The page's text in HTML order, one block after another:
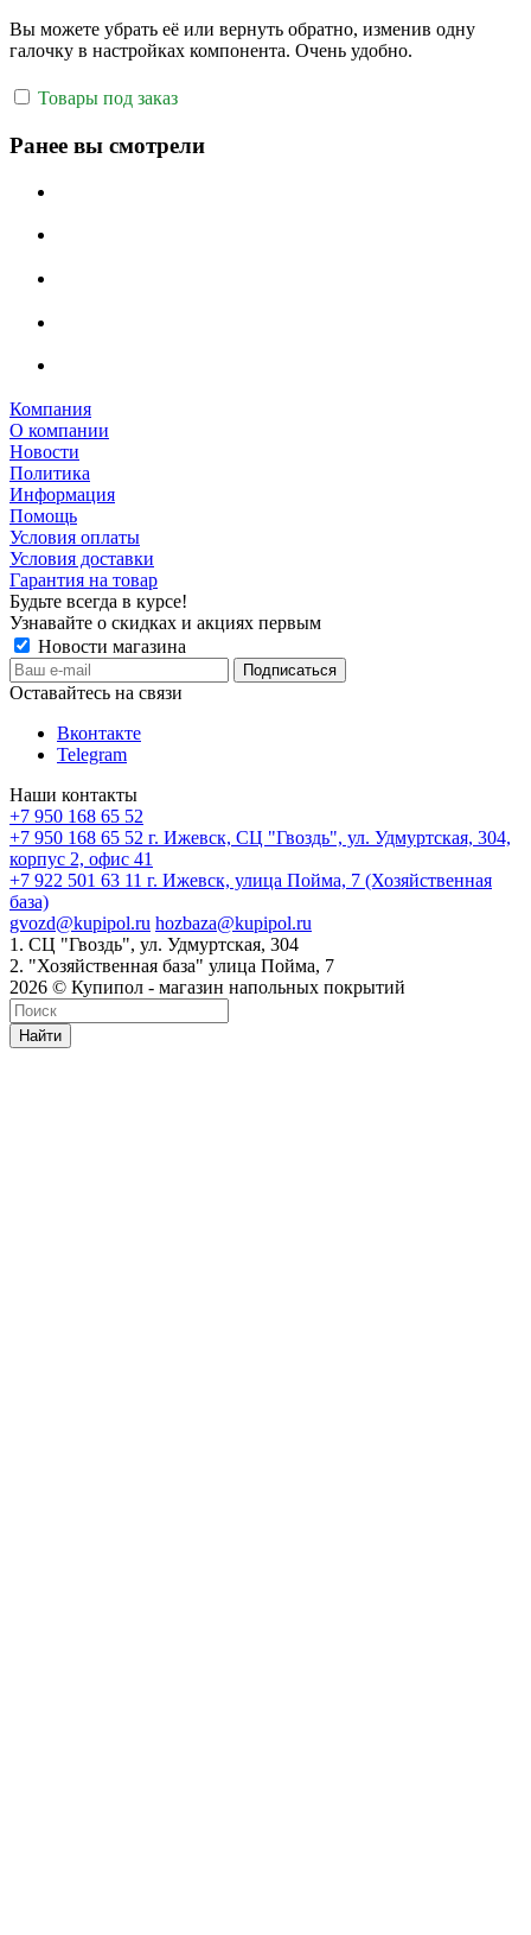
Вы можете убрать её или вернуть обратно, изменив одну
галочку в настройках компонента. Очень удобно.
Товары под заказ
Ранее вы смотрели
Компания
О компании
Новости
Политика
Информация
Помощь
Условия оплаты
Условия доставки
Гарантия на товар
Будьте всегда в курсе!
Узнавайте о скидках и акциях первым
Новости магазина
Оставайтесь на связи
Вконтакте
Telegram
Наши контакты
+7 950 168 65 52
+7 950 168 65 52 г. Ижевск, СЦ "Гвоздь", ул. Удмуртская, 304,
корпус 2, офис 41
+7 922 501 63 11 г. Ижевск, улица Пойма, 7 (Хозяйственная
база)
gvozd@kupipol.ru hozbaza@kupipol.ru
1. СЦ "Гвоздь", ул. Удмуртская, 304
2. "Хозяйственная база" улица Пойма, 7
2026 © Купипол - магазин напольных покрытий
Найти